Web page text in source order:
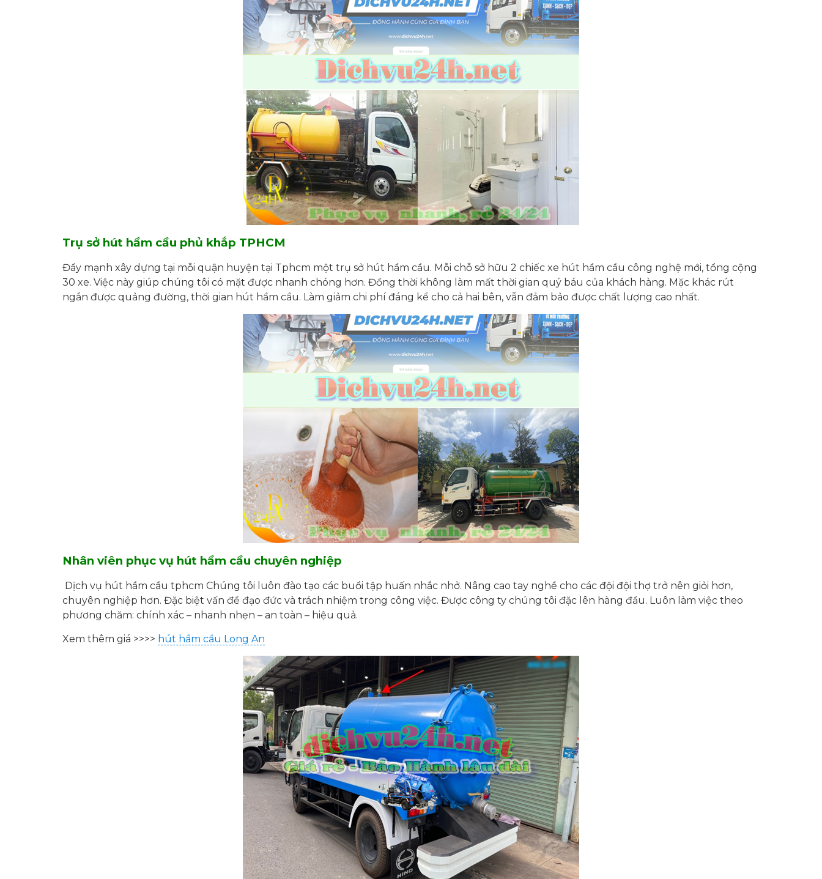
Trụ sở hút hầm cầu phủ khắp TPHCM
Đẩy mạnh xây dựng tại mỗi quận huyện tại Tphcm một trụ sở hút hầm cầu. Mỗi chỗ sở hữu 2 chiếc xe hút hầm cầu công nghệ mới, tổng cộng
30 xe. Việc này giúp chúng tôi có mặt được nhanh chóng hơn. Đồng thời không làm mất thời gian quý báu của khách hàng. Mặc khác rút
ngắn được quảng đường, thời gian hút hầm cầu. Làm giảm chi phí đáng kể cho cả hai bên, vẫn đảm bảo được chất lượng cao nhất.
Nhân viên phục vụ hút hầm cầu chuyên nghiệp
Dịch vụ hút hầm cầu tphcm Chúng tôi luôn đào tạo các buổi tập huấn nhắc nhở. Nâng cao tay nghề cho các đội đội thợ trở nên giỏi hơn,
chuyên nghiệp hơn. Đặc biệt vấn đề đạo đức và trách nhiệm trong công việc. Được công ty chúng tôi đặc lên hàng đầu. Luôn làm việc theo
phương chăm: chính xác – nhanh nhẹn – an toàn – hiệu quả.
Xem thêm giá >>>> hút hầm cầu Long An